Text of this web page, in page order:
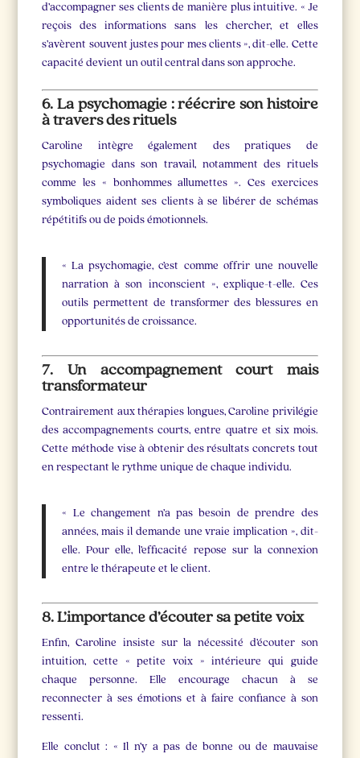
d’accompagner ses clients de manière plus intuitive. « Je
reçois des informations sans les chercher, et elles
s’avèrent souvent justes pour mes clients », dit-elle. Cette
capacité devient un outil central dans son approche.
6. La psychomagie : réécrire son histoire
à travers des rituels
Caroline intègre également des pratiques de
psychomagie dans son travail, notamment des rituels
comme les « bonhommes allumettes ». Ces exercices
symboliques aident ses clients à se libérer de schémas
répétitifs ou de poids émotionnels.
« La psychomagie, c’est comme offrir une nouvelle
narration à son inconscient », explique-t-elle. Ces
outils permettent de transformer des blessures en
opportunités de croissance.
7. Un accompagnement court mais
transformateur
Contrairement aux thérapies longues, Caroline privilégie
des accompagnements courts, entre quatre et six mois.
Cette méthode vise à obtenir des résultats concrets tout
en respectant le rythme unique de chaque individu.
« Le changement n’a pas besoin de prendre des
années, mais il demande une vraie implication », dit-
elle. Pour elle, l’efficacité repose sur la connexion
entre le thérapeute et le client.
8. L’importance d’écouter sa petite voix
Enfin, Caroline insiste sur la nécessité d’écouter son
intuition, cette « petite voix » intérieure qui guide
chaque personne. Elle encourage chacun à se
reconnecter à ses émotions et à faire confiance à son
ressenti.
Elle conclut : « Il n’y a pas de bonne ou de mauvaise